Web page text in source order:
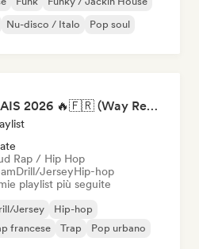
Nu-disco / Italo Pop soul
RAP FRANÇAIS 2026 🔥🇫🇷 (Way Records)
Rap / Hip Hop
Drill/JerseyHip-hop
playlist più seguite
Jersey
Hip-hop
francese Trap
Pop urbano